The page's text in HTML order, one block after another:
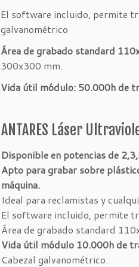
El software incluido, permite
galvanométrico
Área de grabado standard
300x300 mm.
Vida útil módulo: 50.000h de
ANTARES Láser
Disponible en potencias de
Apto para grabar sobre
máquina.
Ideal para reclamistas y
El software incluido, permite
Área de grabado standard
Vida útil módulo 10.000h de
Cabezal galvanométrico.